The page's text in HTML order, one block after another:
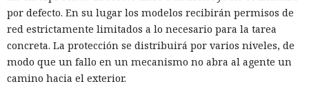
por defecto. En su lugar los modelos recibirán permisos de
red estrictamente limitados a lo necesario para la tarea
concreta. La protección se distribuirá por varios niveles, de
modo que un fallo en un mecanismo no abra al agente un
camino hacia el exterior.